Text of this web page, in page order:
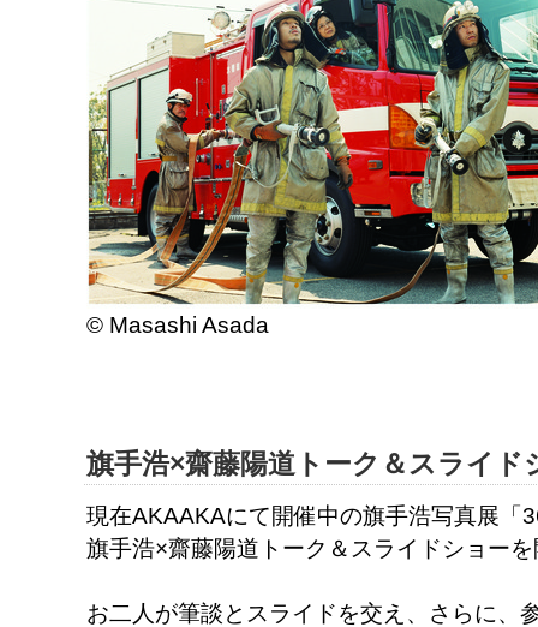
© Masashi Asada
旗手浩×齋藤陽道トーク＆スライド
現在AKAAKAにて開催中の旗手浩写真展「
旗手浩×齋藤陽道トーク＆スライドショー
お二人が筆談とスライドを交え、さらに、